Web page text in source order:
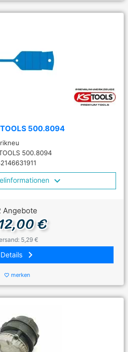
500.8094
500.8094
Angebote
€
5,29 €
Details keyboard_arrow_right
favorite_border merken